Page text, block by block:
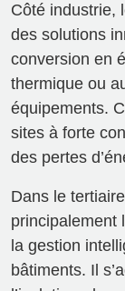
Côté industrie,
des solutions
conversion en
thermique ou
équipements.
sites à forte
des pertes
Dans le
principalement
la gestion
bâtiments. Il